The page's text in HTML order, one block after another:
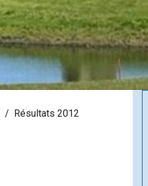
Résultats 2012